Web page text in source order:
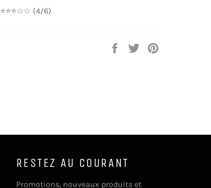
(4/6)
PartagerTweeter
RESTEZ AU COURANT
Promotions, nouveaux produits et